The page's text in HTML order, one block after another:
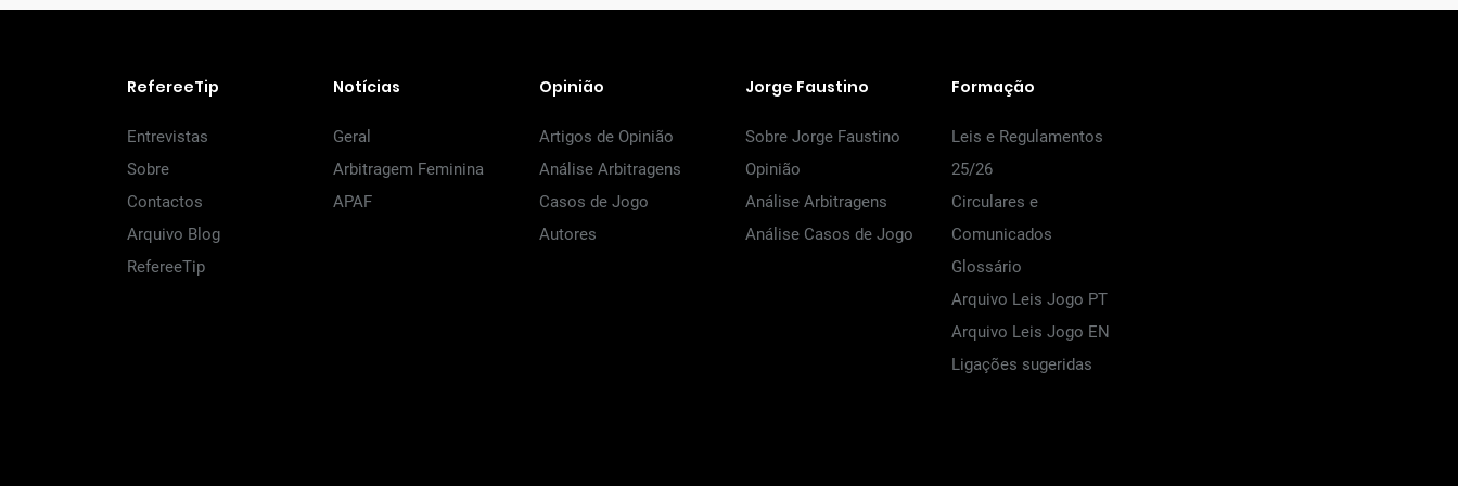
RefereeTip
Entrevistas
Sobre
Contactos
Arquivo Blog
RefereeTip
Notícias
Geral
Arbitragem Feminina
APAF
Opinião
Artigos de Opinião
Análise Arbitragens
Casos de Jogo
Autores
Jorge Faustino
Sobre Jorge Faustino
Opinião
Análise Arbitragens
Análise Casos de Jogo
Formação
Leis e Regulamentos
25/26
Circulares e
Comunicados
Glossário
Arquivo Leis Jogo PT
Arquivo Leis Jogo EN
Ligações sugeridas